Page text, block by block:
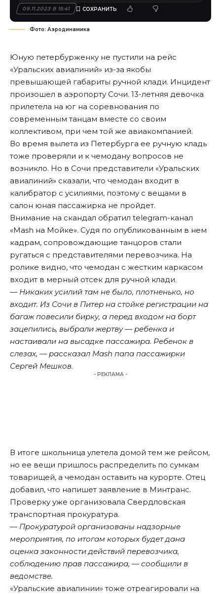
09.11.2023 В 15:41
Фото: Аэродинамика
Юную петербурженку не пустили на рейс
«Уральских авиалиний» из-за якобы
превышающей габариты ручной клади. Инцидент
произошел в аэропорту Сочи. 13-летняя девочка
прилетела на юг на соревнования по
современным танцам вместе со своим
коллективом, при чем той же авиакомпанией.
Во время вылета из Петербурга ее ручную кладь
тоже проверяли и к чемодану вопросов не
возникло. Но в Сочи представители «Уральских
авиалиний» сказали, что чемодан входит в
калибратор с усилиями, поэтому с вещами в
салон юная пассажирка не пройдет.
Внимание на скандал обратил telegram-канал
«Mash на Мойке». Судя по опубликованным в нем
кадрам, сопровождающие танцоров стали
ругаться с представителями перевозчика. На
ролике видно, что чемодан с жестким каркасом
входит в мерный отсек для ручной клади.
— Никаких усилий там не было, плотненько, но
входит. Из Сочи в Питер на стойке регистрации на
багаж повесили бирку, а перед входом на борт
зацепились, выбрали жертву — ребенка и
настаивали на высадке пассажира. Ребенок в
слезах, — рассказал Mash папа пассажирки
Сергей Мешков.
- РЕКЛАМА -
В итоге школьница улетела домой тем же рейсом,
но ее вещи пришлось распределить по сумкам
товарищей, а чемодан оставить на курорте. Отец
добавил, что напишет заявление в Минтранс.
Проверку уже организовала Свердловская
транспортная прокуратура.
— Прокуратурой организованы надзорные
мероприятия, по итогам которых будет дана
оценка законности действий перевозчика,
соблюдению прав пассажира, — сообщили в
ведомстве.
«Уральские авиалинии» тоже отреагировали на